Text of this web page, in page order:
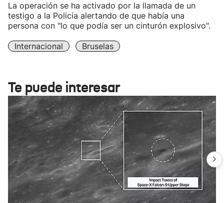
La operación se ha activado por la llamada de un
testigo a la Policía alertando de que había una
persona con "lo que podía ser un cinturón explosivo".
Internacional Bruselas
Te puede interesar